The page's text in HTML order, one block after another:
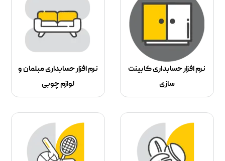
نرم افزار حسابداری کابینت
سازی
نرم افزار حسابداری مبلمان و
لوازم چوبی